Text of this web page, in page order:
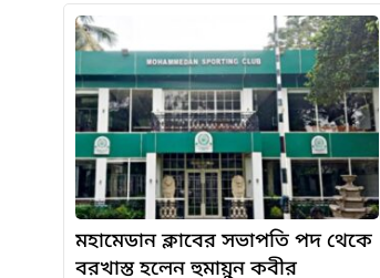
মহামেডান ক্লাবের সভাপতি পদ থেকে
বরখাস্ত হলেন হুমায়ুন কবীর